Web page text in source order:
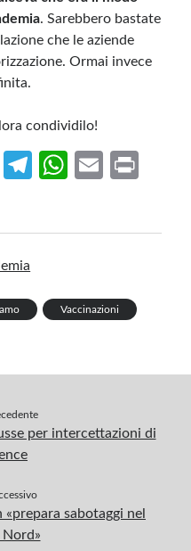
. Sarebbero bastate
che le aziende
Ormai invece
condividilo!
T
Te
W
p
E
Vaccinazioni
per intercettazioni di
sabotaggi nel